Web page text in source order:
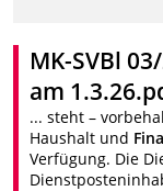
MK-SVBl
am
... steht –
Haushalt und
Verfügung. Die